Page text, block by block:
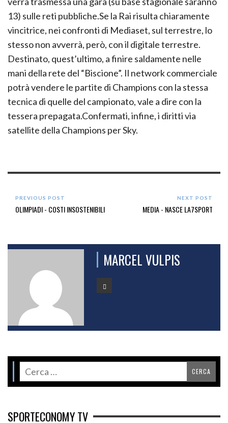
13) sulle reti pubbliche.Se la Rai risulta chiaramente
vincitrice, nei confronti di Mediaset, sul terrestre, lo
stesso non avverrà, però, con il digitale terrestre.
Destinato, quest’ultimo, a finire saldamente nelle
mani della rete del “Biscione”. Il network commerciale
potrà vendere le partite di Champions con la stessa
tecnica di quelle del campionato, vale a dire con la
tessera prepagata.Confermati, infine, i diritti via
satellite della Champions per Sky.
PREVIOUS POST
OLIMPIADI - COSTI INSOSTENIBILI
NEXT POST
MEDIA - NASCE LA7SPORT
MARCEL VULPIS
SPORTECONOMY TV